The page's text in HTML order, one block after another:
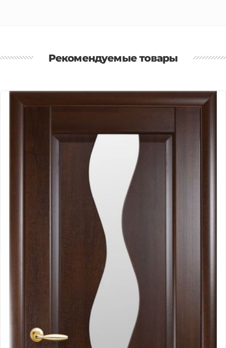
Рекомендуемые товары